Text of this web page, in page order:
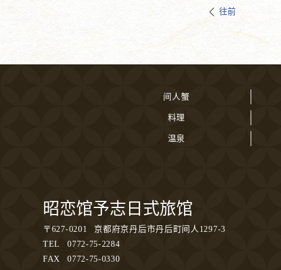
往前
间人蟹
料理
温泉
昭恋馆予志日式旅馆
〒 627-0201
京都府京丹后市丹后町间人1297-3
TEL
0772-75-2284
FAX
0772-75-0330